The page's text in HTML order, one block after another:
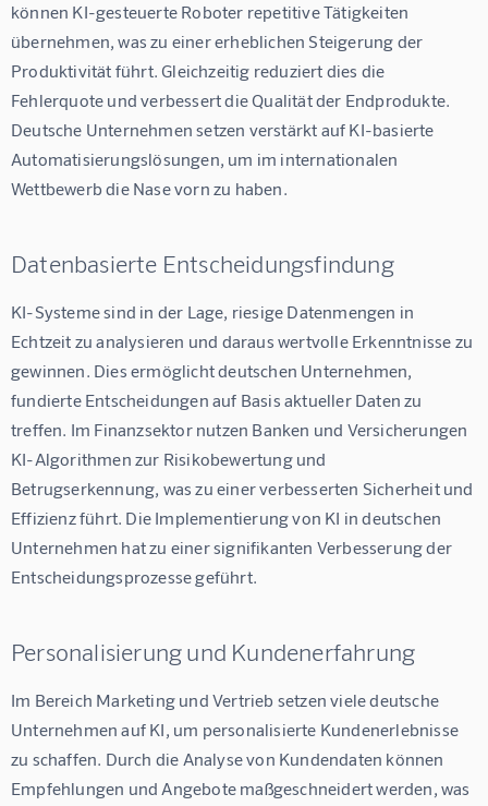
können KI-gesteuerte Roboter repetitive Tätigkeiten
übernehmen, was zu einer erheblichen Steigerung der
Produktivität führt. Gleichzeitig reduziert dies die
Fehlerquote und verbessert die Qualität der Endprodukte.
Deutsche Unternehmen setzen verstärkt auf KI-basierte
Automatisierungslösungen, um im internationalen
Wettbewerb die Nase vorn zu haben.
Datenbasierte Entscheidungsfindung
KI-Systeme sind in der Lage, riesige Datenmengen in
Echtzeit zu analysieren und daraus wertvolle Erkenntnisse zu
gewinnen. Dies ermöglicht deutschen Unternehmen,
fundierte Entscheidungen auf Basis aktueller Daten zu
treffen. Im Finanzsektor nutzen Banken und Versicherungen
KI-Algorithmen zur Risikobewertung und
Betrugserkennung, was zu einer verbesserten Sicherheit und
Effizienz führt. Die Implementierung von KI in deutschen
Unternehmen hat zu einer signifikanten Verbesserung der
Entscheidungsprozesse geführt.
Personalisierung und Kundenerfahrung
Im Bereich Marketing und Vertrieb setzen viele deutsche
Unternehmen auf KI, um personalisierte Kundenerlebnisse
zu schaffen. Durch die Analyse von Kundendaten können
Empfehlungen und Angebote maßgeschneidert werden, was